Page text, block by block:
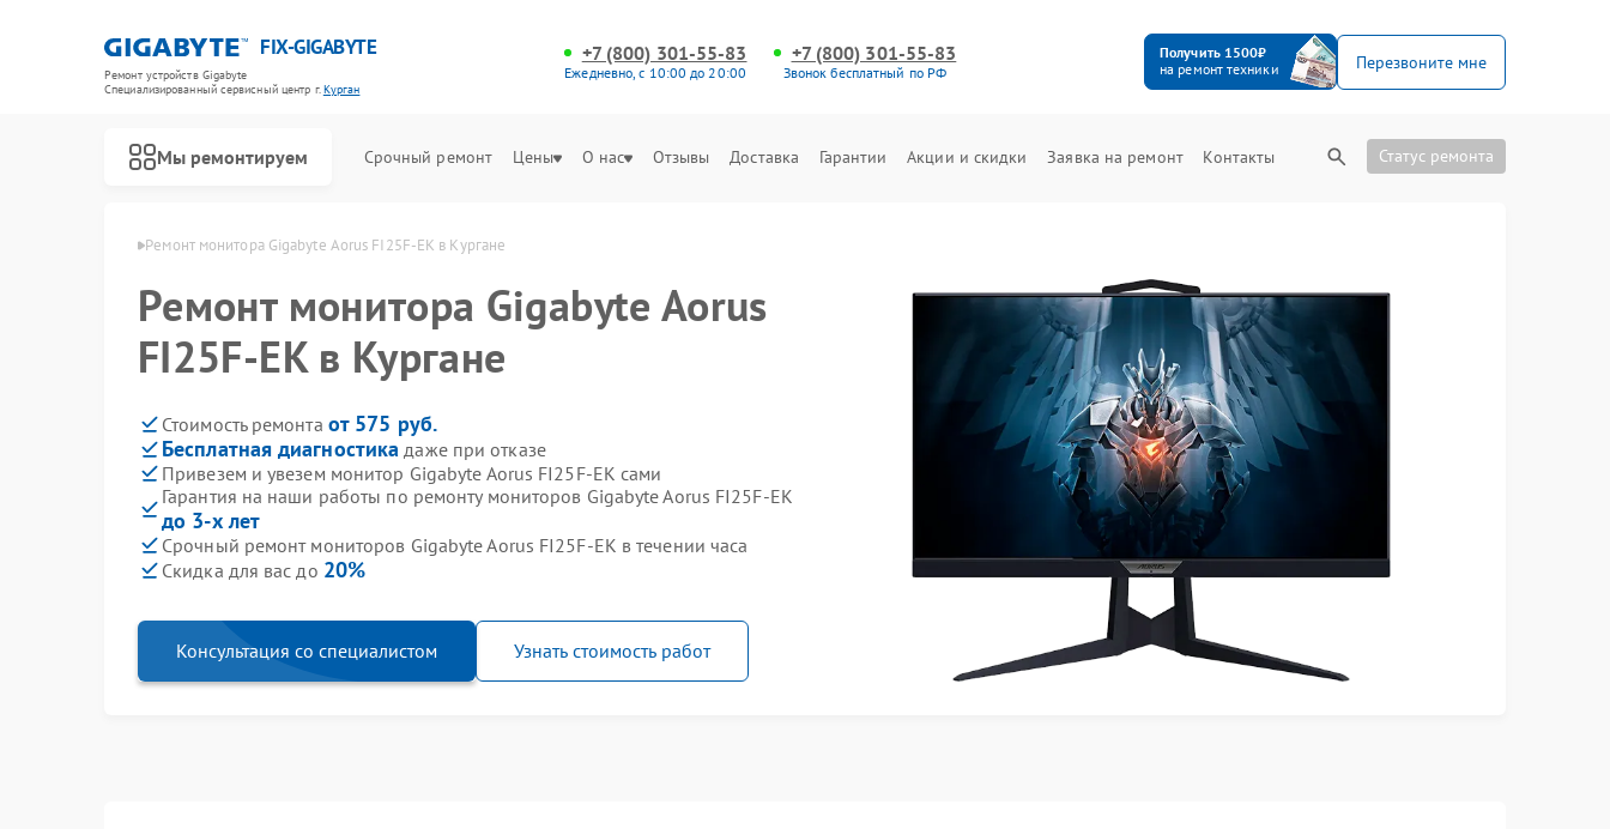
FIX-GIGABYTE
Ремонт устройств Gigabyte
Специализированный cервисный центр г.Курган
+7 (800) 301-55-83
Ежедневно, с 10:00 до 20:00
+7 (800) 301-55-83
Звонок бесплатный по РФ
Получить 1500₽
на ремонт техники
Перезвоните мне
Мы ремонтируем Срочный ремонт Цены О нас Отзывы Доставка Гарантии Акции и скидки Заявка на ремонт Контакты Статус ремонта
Gigabyte в Кургане Ремонт монитора Gigabyte Aorus FI25F-EK в Кургане
Ремонт монитора Gigabyte Aorus
FI25F-EK в Кургане
Стоимость ремонта от 575 руб.
Бесплатная диагностика даже при отказе
Привезем и увезем монитор Gigabyte Aorus FI25F-EK сами
Гарантия на наши работы по ремонту мониторов Gigabyte Aorus FI25F-EK
до 3-х лет
Срочный ремонт мониторов Gigabyte Aorus FI25F-EK в течении часа
Скидка для вас до 20%
Консультация со специалистом Узнать стоимость работ